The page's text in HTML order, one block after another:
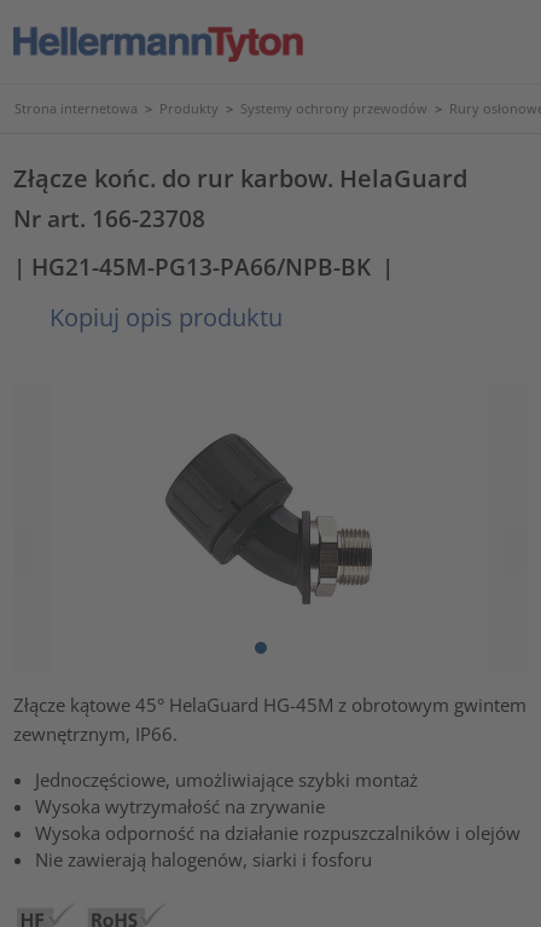
Strona internetowa > Produkty > Systemy ochrony przewodów > Rury
Złącze końc. do rur karbow. HelaGuard
Nr art. 166-23708
| HG21-45M-PG13-PA66/NPB-BK |
Kopiuj opis produktu
Złącze kątowe 45° HelaGuard HG-45M z obrotowym gwintem
zewnętrznym, IP66.
Jednoczęściowe, umożliwiające szybki montaż
Wysoka wytrzymałość na zrywanie
Wysoka odporność na działanie rozpuszczalników i olejów
Nie zawierają halogenów, siarki i fosforu